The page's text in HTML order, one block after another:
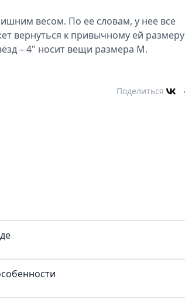
весом. По ее словам, у нее все
вернуться к привычному ей размеру
– 4" носит вещи размера M.
Поделиться